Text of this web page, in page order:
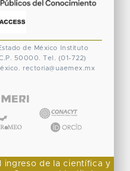
de México
Instituto
50000. Tel. (01-722)
rectoria@uaemex.mx
ingreso de la científica y